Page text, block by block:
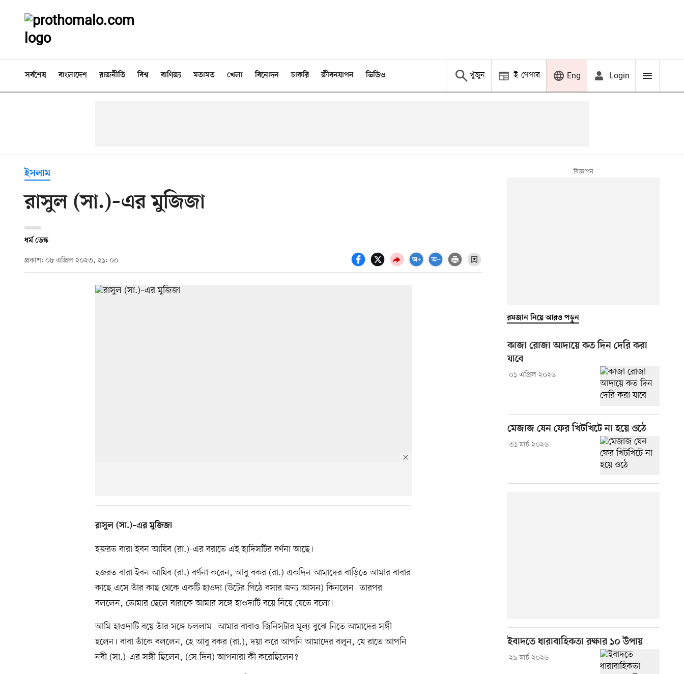
সর্বশেষ বাংলাদেশ রাজনীতি বিশ্ব বাণিজ্য মতামত খেলা বিনোদন চাকরি জীবনযাপন ভিডিও খুঁজুন ই-পেপার Eng Login
ইসলাম
রাসুল (সা.)–এর মুজিজা
ধর্ম ডেস্ক
প্রকাশ: ০৮ এপ্রিল ২০২৩, ২১: ০০
রাসুল (সা.)–এর মুজিজা
হজরত বারা ইবন আযিব (রা.)-এর বরাতে এই হাদিসটির বর্ণনা আছে।
হজরত বারা ইবন আযিব (রা.) বর্ণনা করেন, আবু বকর (রা.) একদিন আমাদের বাড়িতে আমার বাবার
কাছে এসে তাঁর কাছ থেকে একটি হাওদা (উটের পিঠে বসার জন্য আসন) কিনলেন। তারপর
বললেন, তোমার ছেলে বারাকে আমার সঙ্গে হাওদাটি বয়ে নিয়ে যেতে বলো।
আমি হাওদাটি বয়ে তাঁর সঙ্গে চললাম। আমার বাবাও জিনিসটার মূল্য বুঝে নিতে আমাদের সঙ্গী
হলেন। বাবা তাঁকে বললেন, হে আবু বকর (রা.), দয়া করে আপনি আমাদের বলুন, যে রাতে আপনি
নবী (সা.)-এর সঙ্গী ছিলেন, (সে দিন) আপনারা কী করেছিলেন?
রমজান নিয়ে আরও পড়ুন
কাজা রোজা আদায়ে কত দিন দেরি করা
যাবে
০১ এপ্রিল ২০২৬
মেজাজ যেন ফের খিটখিটে না হয়ে ওঠে
৩১ মার্চ ২০২৬
ইবাদতে ধারাবাহিকতা রক্ষার ১০ উপায়
২৯ মার্চ ২০২৬